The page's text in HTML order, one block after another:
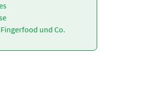
und Co.